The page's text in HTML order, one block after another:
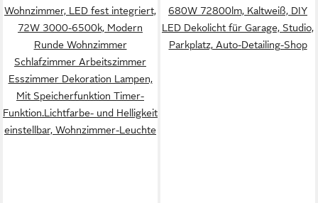
Wohnzimmer, LED fest integriert,
72W 3000-6500k, Modern
Runde Wohnzimmer
Schlafzimmer Arbeitszimmer
Esszimmer Dekoration Lampen,
Mit Speicherfunktion Timer-
Funktion.Lichtfarbe- und Helligkeit
einstellbar, Wohnzimmer-Leuchte
680W 72800lm, ‎Kaltweiß, DIY
LED Dekolicht für Garage, Studio,
Parkplatz, Auto-Detailing-Shop